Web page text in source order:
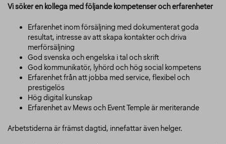
Vi söker en kollega med följande kompetenser och erfarenheter
Erfarenhet inom försäljning med dokumenterat goda
resultat, intresse av att skapa kontakter och driva
merförsäljning
God svenska och engelska i tal och skrift
God kommunikatör, lyhörd och hög social kompetens
Erfarenhet från att jobba med service, flexibel och
prestigelös
Hög digital kunskap
Erfarenhet av Mews och Event Temple är meriterande
Arbetstiderna är främst dagtid, innefattar även helger.